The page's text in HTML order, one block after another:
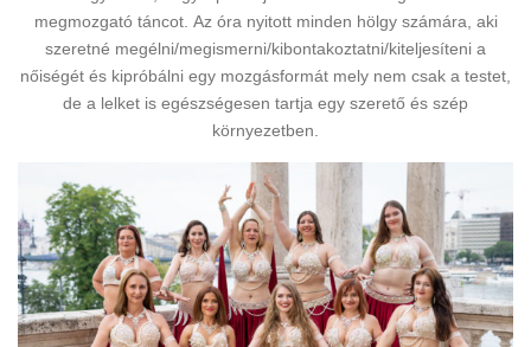
megmozgató táncot. Az óra nyitott minden hölgy számára, aki
szeretné megélni/megismerni/kibontakoztatni/kiteljesíteni a
nőiségét és kipróbálni egy mozgásformát mely nem csak a testet,
de a lelket is egészségesen tartja egy szerető és szép
környezetben.